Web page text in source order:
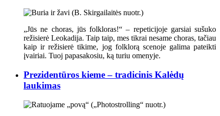
„Jūs ne choras, jūs folkloras!“ – repeticijoje garsiai sušuko
režisierė Leokadija. Taip taip, mes tikrai nesame choras, tačiau
kaip ir režisierė tikime, jog folklorą scenoje galima pateikti
įvairiai. Tuoj papasakosiu, ką turiu omenyje.
Prezidentūros kieme – tradicinis Kalėdų
laukimas